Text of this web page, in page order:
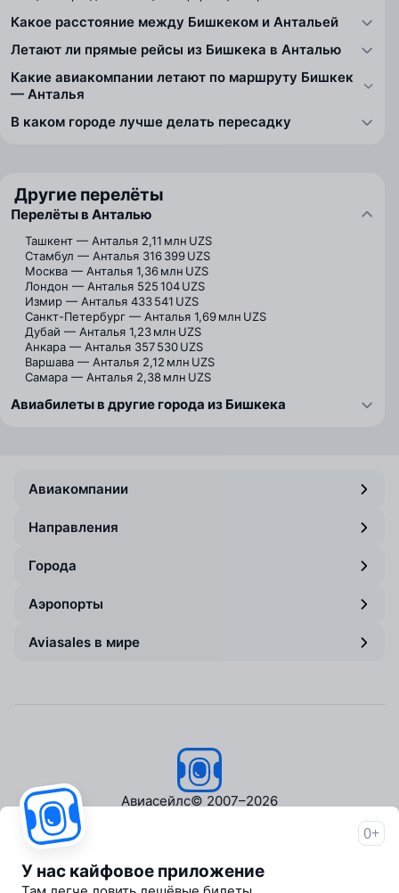
Какое расстояние между Бишкеком и Антальей
Летают ли прямые рейсы из Бишкека в Анталью
Какие авиакомпании летают по маршруту Бишкек
— Анталья
В каком городе лучше делать пересадку
Другие перелёты
Перелёты в Анталью
Ташкент — Анталья 2,11 млн UZS
Стамбул — Анталья 316 399 UZS
Москва — Анталья 1,36 млн UZS
Лондон — Анталья 525 104 UZS
Измир — Анталья 433 541 UZS
Санкт-Петербург — Анталья 1,69 млн UZS
Дубай — Анталья 1,23 млн UZS
Анкара — Анталья 357 530 UZS
Варшава — Анталья 2,12 млн UZS
Самара — Анталья 2,38 млн UZS
Авиабилеты в другие города из Бишкека
Авиакомпании
Направления
Города
Аэропорты
Aviasales в мире
Авиасейлс© 2007–2026
Пресс‑центр
Travelpayouts
0+
У нас кайфовое приложение